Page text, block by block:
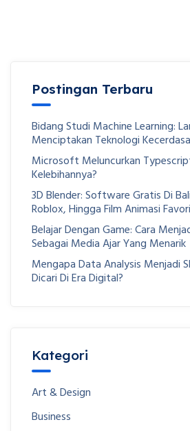
Postingan Terbaru
Bidang Studi Machine Learning:
Menciptakan Teknologi
Microsoft Meluncurkan
Kelebihannya?
3D Blender: Software Gratis Di
Roblox, Hingga Film Animasi
Belajar Dengan Game: Cara
Sebagai Media Ajar Yang Menarik
Mengapa Data Analysis Menjadi
Dicari Di Era Digital?
Kategori
Art & Design
Business